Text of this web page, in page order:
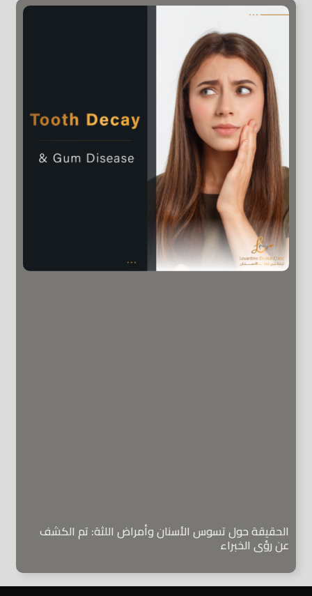
الحقيقة حول تسوس الأسنان وأمراض اللثة: تم الكشف
عن رؤى الخبراء